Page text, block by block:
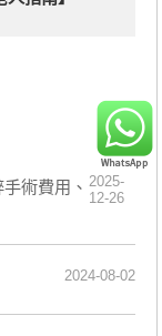
術費用、 2025-
12-26
2024-08-02